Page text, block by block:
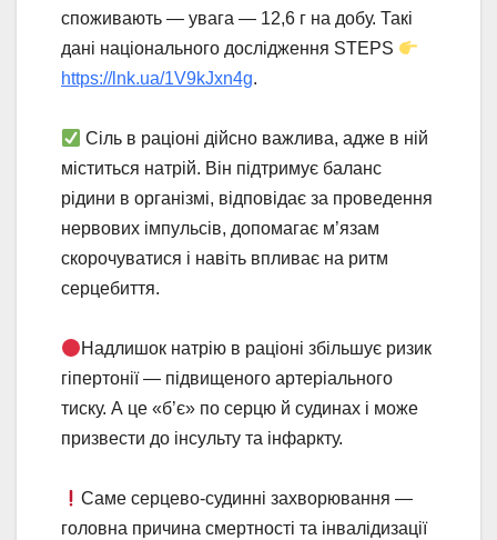
споживають — увага — 12,6 г на добу. Такі
дані національного дослідження STEPS
https://lnk.ua/1V9kJxn4g.
Сіль в раціоні дійсно важлива, адже в ній
міститься натрій. Він підтримує баланс
рідини в організмі, відповідає за проведення
нервових імпульсів, допомагає м’язам
скорочуватися і навіть впливає на ритм
серцебиття.
Надлишок натрію в раціоні збільшує ризик
гіпертонії — підвищеного артеріального
тиску. А це «б’є» по серцю й судинах і може
призвести до інсульту та інфаркту.
Саме серцево-судинні захворювання —
головна причина смертності та інвалідизації